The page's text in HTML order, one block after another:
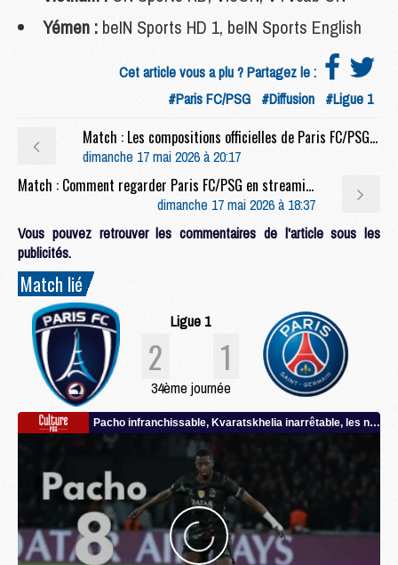
Yémen : beIN Sports HD 1, beIN Sports English
Cet article vous a plu ? Partagez le :
#Paris FC/PSG #Diffusion #Ligue 1
Match : Les compositions officielles de Paris FC/PSG dévoilées, Lucea titulaire
dimanche 17 mai 2026 à 20:17
Match : Comment regarder Paris FC/PSG en streaming
dimanche 17 mai 2026 à 18:37
Vous pouvez retrouver les commentaires de l'article sous les
publicités.
Match lié
Ligue 1
2 1
34ème journée